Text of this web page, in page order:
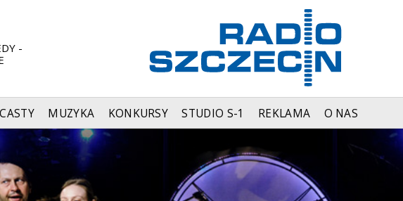
-
MUZYKA KONKURSY STUDIO S-1 REKLAMA O NAS